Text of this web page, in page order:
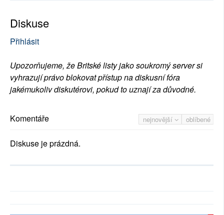
Diskuse
Přihlásit
Upozorňujeme, že Britské listy jako soukromý server si
vyhrazují právo blokovat přístup na diskusní fóra
jakémukoliv diskutérovi, pokud to uznají za důvodné.
nejnovější oblíbené
Komentáře
Diskuse je prázdná.